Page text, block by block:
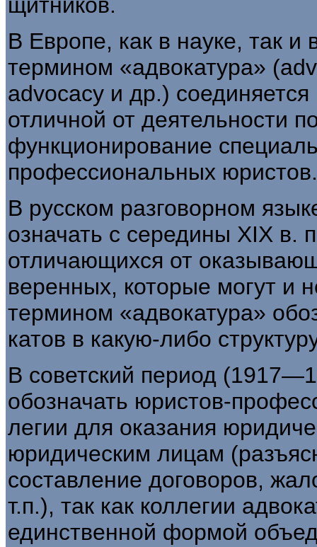
щитников.
В Европе, как в науке, так и
термином «адвокатура»
advocacy и др.)
отличной от деятельности
функционирование
профессиональных юристов.
В русском разговорном
означать с середины XIX в.
отличающихся от
веренных, которые могут и
термином «адвокатура»
катов в какую-либо
В советский период
обозначать юристов-
легии для оказания
юридическим лицам
составление договоров,
т.п.), так как коллегии
единственной формой